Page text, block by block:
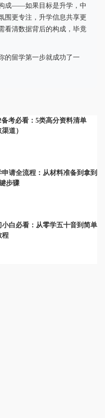
成——如果目标是升学，中
围更专注，升学信息共享更
看清数据背后的构成，毕竟
的留学第一步就成功了一
考必看：5类高分资料清单
道）
请全流程：从材料准备到拿到
步骤
白必看：从零学五十音到简单
程